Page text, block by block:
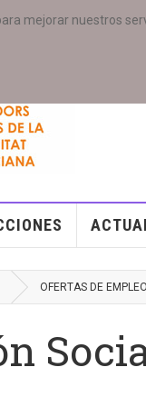
mejorar nuestros
GALERIAS
OFERTAS DE EMPLEO